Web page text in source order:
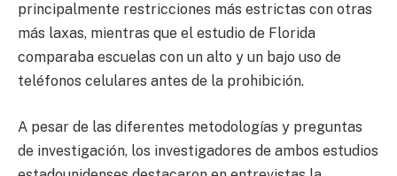
principalmente restricciones más estrictas con otras
más laxas, mientras que el estudio de Florida
comparaba escuelas con un alto y un bajo uso de
teléfonos celulares antes de la prohibición.
A pesar de las diferentes metodologías y preguntas
de investigación, los investigadores de ambos estudios